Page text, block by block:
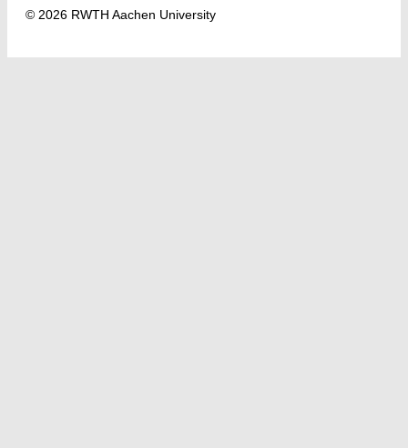
© 2026 RWTH Aachen University